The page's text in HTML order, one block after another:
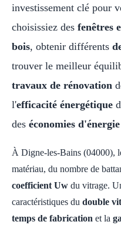
investissement clé pour
choisissiez des fenêtres
bois, obtenir différents
trouver le meilleur
travaux de rénovation
l'efficacité énergétique
des économies d'énergie
À Digne-les-Bains (04000),
matériau, du nombre de
coefficient Uw du vitrage.
caractéristiques du double
temps de fabrication et la